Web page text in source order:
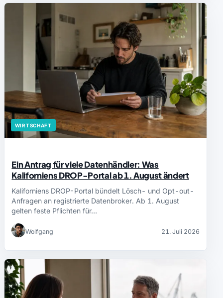
WIRTSCHAFT
Ein Antrag für viele Datenhändler: Was
Kaliforniens DROP-Portal ab 1. August ändert
Kaliforniens DROP-Portal bündelt Lösch- und Opt-out-
Anfragen an registrierte Datenbroker. Ab 1. August
gelten feste Pflichten für…
Wolfgang 21. Juli 2026